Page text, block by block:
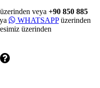
üzerinden veya +90 850 885
WHATSAPPüzerinden
üzerinden